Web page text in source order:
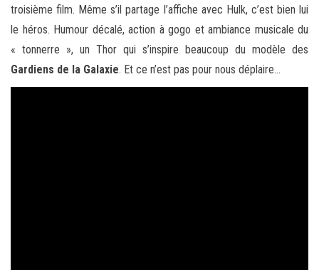
troisième film. Même s’il partage l’affiche avec Hulk, c’est bien lui
le héros. Humour décalé, action à gogo et ambiance musicale du
« tonnerre », un Thor qui s’inspire beaucoup du modèle des
Gardiens de la Galaxie. Et ce n’est pas pour nous déplaire…